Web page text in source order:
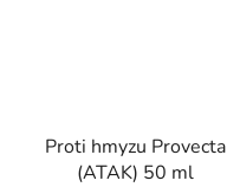
Proti hmyzu Provecta
(ATAK) 50 ml